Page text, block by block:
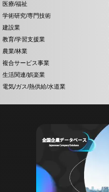
医療/福祉
学術研究/専門技術
建設業
教育/学習支援業
農業/林業
複合サービス事業
生活関連/娯楽業
電気/ガス/熱供給/水道業